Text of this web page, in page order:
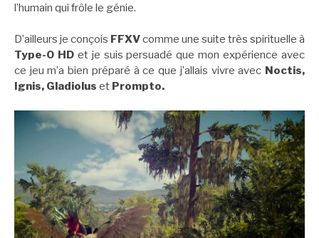
l’humain qui frôle le génie.
D’ailleurs je conçois FFXVcomme une suite très spirituelle à
Type-0 HDet je suis persuadé que mon expérience avec
ce jeu m’a bien préparé à ce que j’allais vivre avec Noctis,
Ignis, Gladiolus et Prompto.